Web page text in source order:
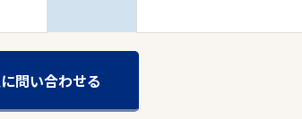
問い合わせる